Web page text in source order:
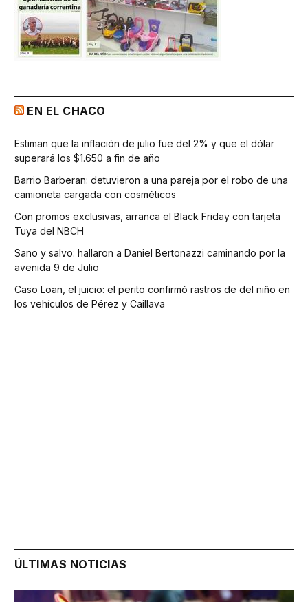
EN EL CHACO
Estiman que la inflación de julio fue del 2% y que el dólar
superará los $1.650 a fin de año
Barrio Barberan: detuvieron a una pareja por el robo de una
camioneta cargada con cosméticos
Con promos exclusivas, arranca el Black Friday con tarjeta
Tuya del NBCH
Sano y salvo: hallaron a Daniel Bertonazzi caminando por la
avenida 9 de Julio
Caso Loan, el juicio: el perito confirmó rastros de del niño en
los vehículos de Pérez y Caillava
ÚLTIMAS NOTICIAS